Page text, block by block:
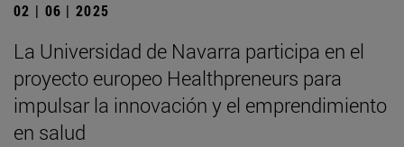
02 | 06 | 2025
La Universidad de Navarra participa en el
proyecto europeo Healthpreneurs para
impulsar la innovación y el emprendimiento
en salud